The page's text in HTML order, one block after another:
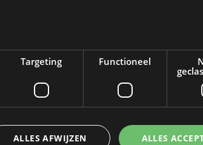
opgemerkt?
Targeting Functioneel
ALLES
ALLES AFWIJZEN